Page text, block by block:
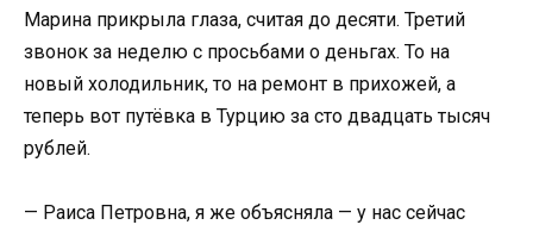
Марина прикрыла глаза, считая до десяти. Третий
звонок за неделю с просьбами о деньгах. То на
новый холодильник, то на ремонт в прихожей, а
теперь вот путёвка в Турцию за сто двадцать тысяч
рублей.
— Раиса Петровна, я же объясняла — у нас сейчас